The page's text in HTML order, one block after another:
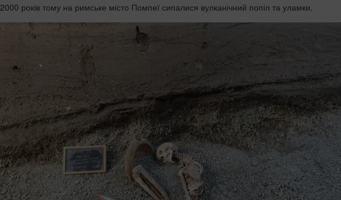
2000 років тому на римське місто Помпеї сипалися вулканічний попіл та уламки.